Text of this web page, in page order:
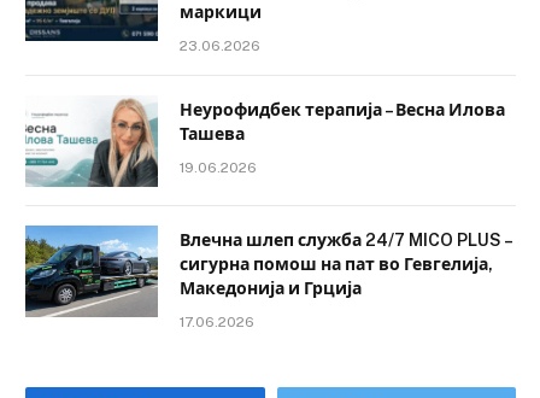
маркици
23.06.2026
Неурофидбек терапија – Весна Илова
Ташева
19.06.2026
Влечна шлеп служба 24/7 MICO PLUS –
сигурна помош на пат во Гевгелија,
Македонија и Грција
17.06.2026